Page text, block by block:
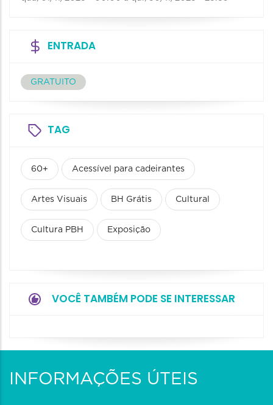
ENTRADA
GRATUITO
TAG
60+ Acessível para cadeirantes
Artes Visuais BH Grátis Cultural
Cultura PBH Exposição
VOCÊ TAMBÉM PODE SE INTERESSAR
INFORMAÇÕES ÚTEIS